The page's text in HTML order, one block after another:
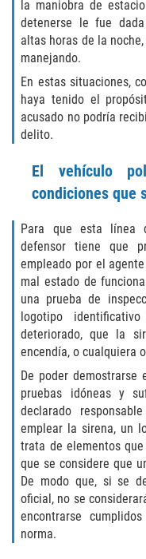
DUI
de
DUID
DUI
DUI
DUI
años
la maniobra de
detenerse le fue
altas horas de la
manejando.
En estas situaciones,
haya tenido el
acusado no podría
delito.
El vehículo
condiciones que
Para que esta línea
defensor tiene que
empleado por el
mal estado de
una prueba de
logotipo
deteriorado, que la
encendía, o cualquiera
De poder
pruebas idóneas y
declarado
emplear la sirena, un
trata de elementos
que se considere que
De modo que, si se
oficial, no se
encontrarse
norma.